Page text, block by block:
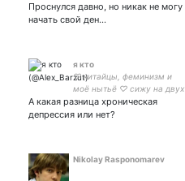
Проснулся давно, но никак не могу
начать свой ден…
я кто
♡ китайцы, феминизм и
моё нытьё ♡ сижу на двух
стульях: к-поп и китаефд ♡
всегда хорни ♡ жена ♡
А какая разница хроническая
депрессия или нет?
Nikolay Rasponomarev